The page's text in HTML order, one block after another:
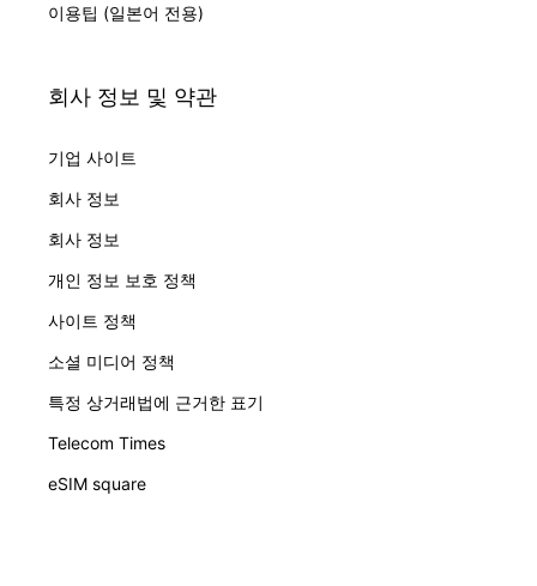
이용팁 (일본어 전용)
회사 정보 및 약관
기업 사이트
회사 정보
회사 정보
개인 정보 보호 정책
사이트 정책
소셜 미디어 정책
특정 상거래법에 근거한 표기
Telecom Times
eSIM square